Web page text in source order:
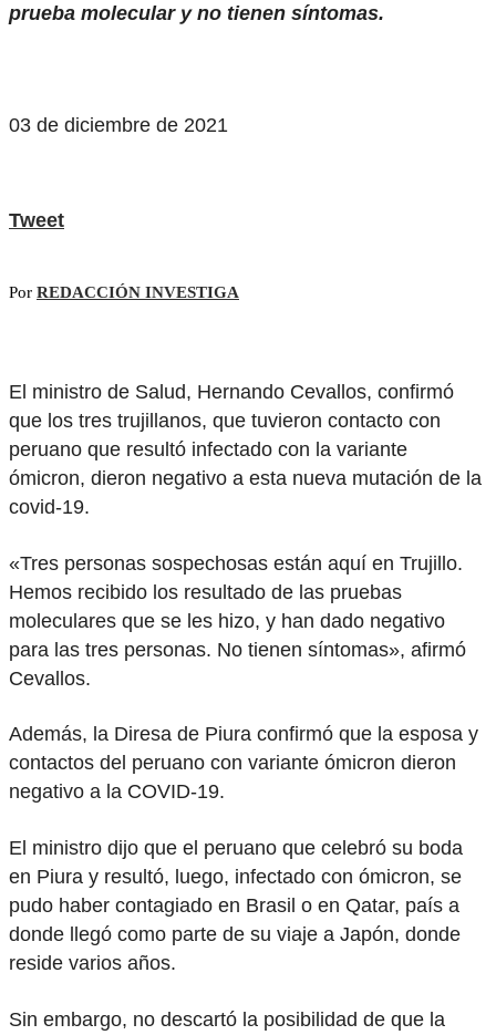
prueba molecular y no tienen síntomas.
03 de diciembre de 2021
Tweet
Por REDACCIÓN INVESTIGA
El ministro de Salud, Hernando Cevallos, confirmó
que los tres trujillanos, que tuvieron contacto con
peruano que resultó infectado con la variante
ómicron, dieron negativo a esta nueva mutación de la
covid-19.
«Tres personas sospechosas están aquí en Trujillo.
Hemos recibido los resultado de las pruebas
moleculares que se les hizo, y han dado negativo
para las tres personas. No tienen síntomas», afirmó
Cevallos.
Además, la Diresa de Piura confirmó que la esposa y
contactos del peruano con variante ómicron dieron
negativo a la COVID-19.
El ministro dijo que el peruano que celebró su boda
en Piura y resultó, luego, infectado con ómicron, se
pudo haber contagiado en Brasil o en Qatar, país a
donde llegó como parte de su viaje a Japón, donde
reside varios años.
Sin embargo, no descartó la posibilidad de que la